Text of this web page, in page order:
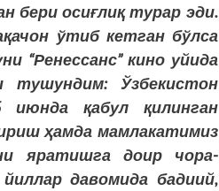
бери осиғлиқ турар эди.
ўтиб кетган бўлса
“Ренессанс” кино уйида
тушундим: Ўзбекистон
июнда қабул қилинган
ҳамда мамлакатимиз
яратишга доир чора-
давомида бадиий,